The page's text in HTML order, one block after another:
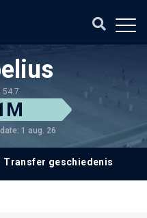
54.7
1 aug. 26
Transfer geschiedenis